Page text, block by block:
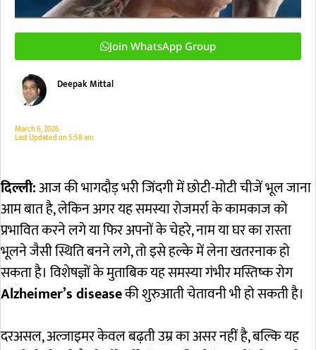
Join WhatsApp Group
Deepak Mittal
March 6, 2026
Last Updated on5:58 am
दिल्ली:आज की भागदौड़ भरी जिंदगी में छोटी-मोटी चीजें भूल जाना
आम बात है, लेकिन अगर यह समस्या रोजमर्रा के कामकाज को
प्रभावित करने लगे या फिर अपनों के चेहरे, नाम या घर का रास्ता
भूलने जैसी स्थिति बनने लगे, तो इसे हल्के में लेना खतरनाक हो
सकता है। विशेषज्ञों के मुताबिक यह समस्या गंभीर मस्तिष्क रोग
Alzheimer’s diseaseकी शुरुआती चेतावनी भी हो सकती है।
दरअसल, अल्जाइमर केवल बढ़ती उम्र का असर नहीं है, बल्कि यह